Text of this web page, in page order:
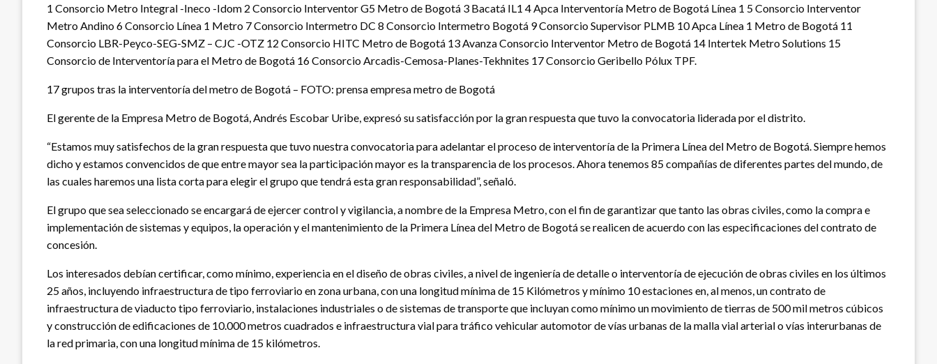
1 Consorcio Metro Integral -Ineco -Idom 2 Consorcio Interventor G5 Metro de Bogotá 3 Bacatá IL1 4 Apca Interventoría Metro de Bogotá Línea 1 5 Consorcio Interventor
Metro Andino 6 Consorcio Línea 1 Metro 7 Consorcio Intermetro DC 8 Consorcio Intermetro Bogotá 9 Consorcio Supervisor PLMB 10 Apca Línea 1 Metro de Bogotá 11
Consorcio LBR-Peyco-SEG-SMZ – CJC -OTZ 12 Consorcio HITC Metro de Bogotá 13 Avanza Consorcio Interventor Metro de Bogotá 14 Intertek Metro Solutions 15
Consorcio de Interventoría para el Metro de Bogotá 16 Consorcio Arcadis-Cemosa-Planes-Tekhnites 17 Consorcio Geribello Pólux TPF.
17 grupos tras la interventoría del metro de Bogotá – FOTO: prensa empresa metro de Bogotá
El gerente de la Empresa Metro de Bogotá, Andrés Escobar Uribe, expresó su satisfacción por la gran respuesta que tuvo la convocatoria liderada por el distrito.
“Estamos muy satisfechos de la gran respuesta que tuvo nuestra convocatoria para adelantar el proceso de interventoría de la Primera Línea del Metro de Bogotá. Siempre hemos
dicho y estamos convencidos de que entre mayor sea la participación mayor es la transparencia de los procesos. Ahora tenemos 85 compañías de diferentes partes del mundo, de
las cuales haremos una lista corta para elegir el grupo que tendrá esta gran responsabilidad”, señaló.
El grupo que sea seleccionado se encargará de ejercer control y vigilancia, a nombre de la Empresa Metro, con el fin de garantizar que tanto las obras civiles, como la compra e
implementación de sistemas y equipos, la operación y el mantenimiento de la Primera Línea del Metro de Bogotá se realicen de acuerdo con las especificaciones del contrato de
concesión.
Los interesados debían certificar, como mínimo, experiencia en el diseño de obras civiles, a nivel de ingeniería de detalle o interventoría de ejecución de obras civiles en los últimos
25 años, incluyendo infraestructura de tipo ferroviario en zona urbana, con una longitud mínima de 15 Kilómetros y mínimo 10 estaciones en, al menos, un contrato de
infraestructura de viaducto tipo ferroviario, instalaciones industriales o de sistemas de transporte que incluyan como mínimo un movimiento de tierras de 500 mil metros cúbicos
y construcción de edificaciones de 10.000 metros cuadrados e infraestructura vial para tráfico vehicular automotor de vías urbanas de la malla vial arterial o vías interurbanas de
la red primaria, con una longitud mínima de 15 kilómetros.